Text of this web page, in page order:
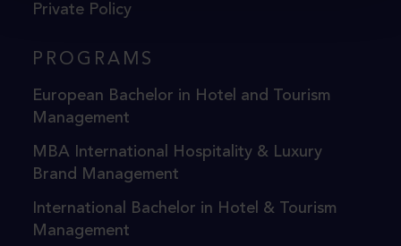
Private Policy
PROGRAMS
European Bachelor in Hotel and Tourism
Management
MBA International Hospitality & Luxury
Brand Management
International Bachelor in Hotel & Tourism
Management